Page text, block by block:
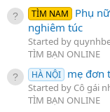
TÌM NAM
Phụ
nghiêm túc
Started by
TÌM BẠN ONLINE
HÀ NỘI mẹ đơn
Started by Cô gái
TÌM BẠN ONLINE